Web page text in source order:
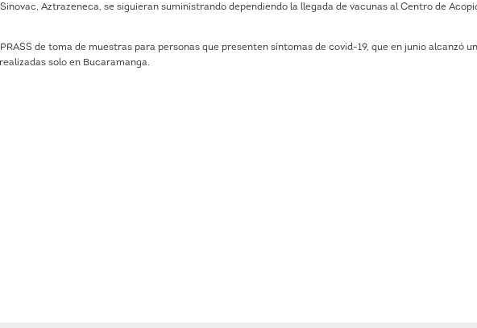
Aztrazeneca, se siguieran suministrando dependiendo la llegada de vacunas al Centro de
de toma de muestras para personas que presenten síntomas de covid-19, que en junio alcanzó
solo en Bucaramanga.